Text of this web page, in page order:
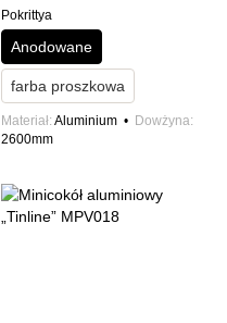
Pokrittya
Anodowane
farba proszkowa
Materiał Aluminium
Dowżyna
2600mm